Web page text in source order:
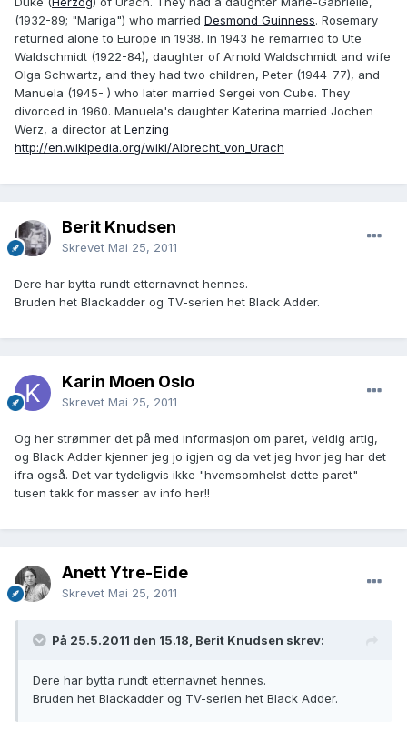
(1932-89; "Mariga") who married Desmond Guinness. Rosemary
returned alone to Europe in 1938. In 1943 he remarried to Ute
Waldschmidt (1922-84), daughter of Arnold Waldschmidt and wife
Olga Schwartz, and they had two children, Peter (1944-77), and
Manuela (1945- ) who later married Sergei von Cube. They
divorced in 1960. Manuela's daughter Katerina married Jochen
Werz, a director at Lenzing
http://en.wikipedia.org/wiki/Albrecht_von_Urach
Berit Knudsen
Skrevet Mai 25, 2011
Dere har bytta rundt etternavnet hennes.
Bruden het Blackadder og TV-serien het Black Adder.
Karin Moen Oslo
Skrevet Mai 25, 2011
Og her strømmer det på med informasjon om paret, veldig artig,
og Black Adder kjenner jeg jo igjen og da vet jeg hvor jeg har det
ifra også. Det var tydeligvis ikke "hvemsomhelst dette paret"
tusen takk for masser av info her!!
Anett Ytre-Eide
Skrevet Mai 25, 2011
På 25.5.2011 den 15.18, Berit Knudsen skrev:
Dere har bytta rundt etternavnet hennes.
Bruden het Blackadder og TV-serien het Black Adder.